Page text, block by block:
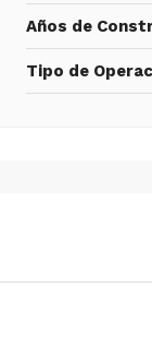
Años de
Tipo de